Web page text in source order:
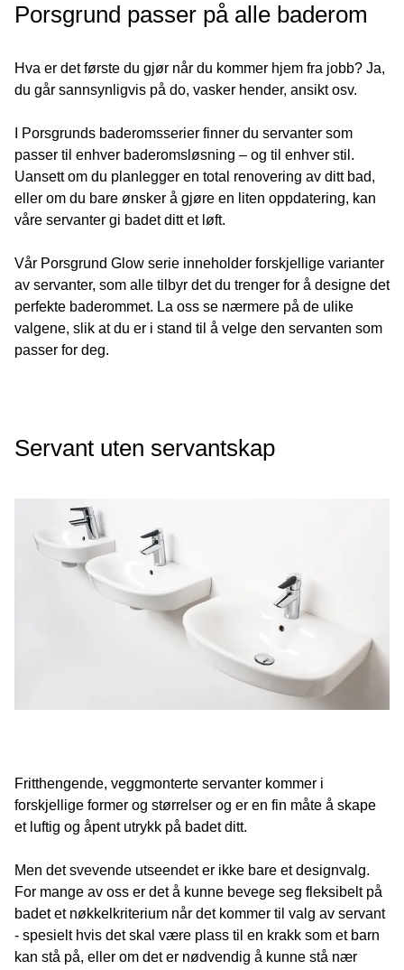
Porsgrund passer på alle baderom
Hva er det første du gjør når du kommer hjem fra jobb? Ja,
du går sannsynligvis på do, vasker hender, ansikt osv.
I Porsgrunds baderomsserier finner du servanter som
passer til enhver baderomsløsning – og til enhver stil.
Uansett om du planlegger en total renovering av ditt bad,
eller om du bare ønsker å gjøre en liten oppdatering, kan
våre servanter gi badet ditt et løft.
Vår Porsgrund Glow serie inneholder forskjellige varianter
av servanter, som alle tilbyr det du trenger for å designe det
perfekte baderommet. La oss se nærmere på de ulike
valgene, slik at du er i stand til å velge den servanten som
passer for deg.
Servant uten servantskap
Fritthengende, veggmonterte servanter kommer i
forskjellige former og størrelser og er en fin måte å skape
et luftig og åpent utrykk på badet ditt.
Men det svevende utseendet er ikke bare et designvalg.
For mange av oss er det å kunne bevege seg fleksibelt på
badet et nøkkelkriterium når det kommer til valg av servant
- spesielt hvis det skal være plass til en krakk som et barn
kan stå på, eller om det er nødvendig å kunne stå nær